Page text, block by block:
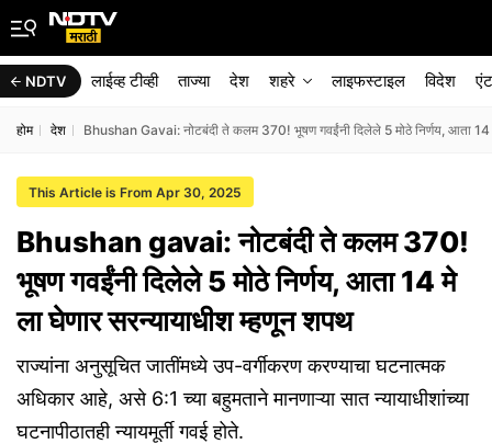
NDTV लाईव्ह टीव्ही ताज्या देश शहरे लाइफस्टाइल विदेश
होम देश Bhushan Gavai: नोटबंदी ते कलम 370! भूषण गवईंनी दिलेले 5 मोठे निर्णय, आता 14
This Article is From Apr 30, 2025
Bhushan gavai: नोटबंदी ते कलम 370!
भूषण गवईंनी दिलेले 5 मोठे निर्णय, आता 14 मे
ला घेणार सरन्यायाधीश म्हणून शपथ
राज्यांना अनुसूचित जातींमध्ये उप-वर्गीकरण करण्याचा घटनात्मक
अधिकार आहे, असे 6:1 च्या बहुमताने मानणाऱ्या सात न्यायाधीशांच्या
घटनापीठातही न्यायमूर्ती गवई होते.